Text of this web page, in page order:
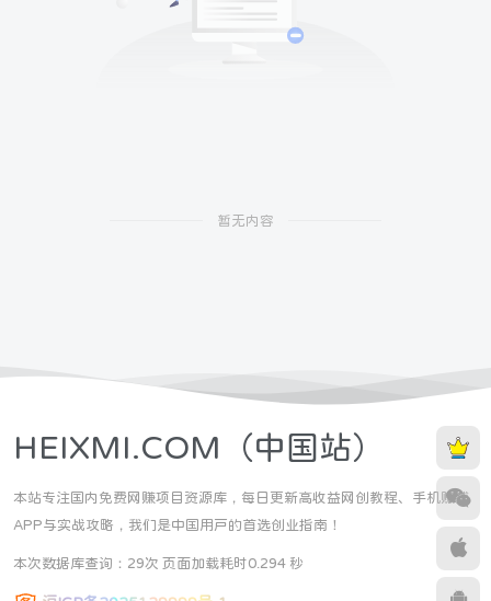
暂无内容
HEIXMI.COM（中国站）
本站专注国内免费网赚项目资源库，每日更新高收益网创教程、手机赚钱
APP与实战攻略，我们是中国用户的首选创业指南！
本次数据库查询：29次 页面加载耗时0.294 秒